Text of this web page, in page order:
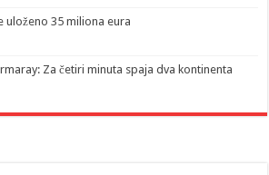
uloženo 35 miliona eura
Za četiri minuta spaja dva kontinenta